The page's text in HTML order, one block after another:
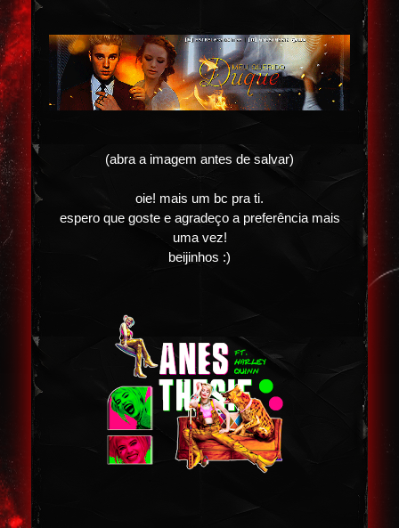
(abra a imagem antes de salvar)
oie! mais um bc pra ti.
espero que goste e agradeço a preferência mais
uma vez!
beijinhos :)